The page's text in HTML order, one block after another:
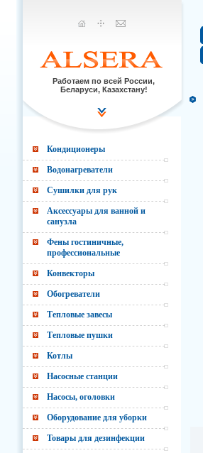
Работаем по всей России,
Беларуси, Казахстану!
Кондиционеры
Водонагреватели
Сушилки для рук
Аксессуары для ванной и
санузла
Фены гостиничные,
профессиональные
Конвекторы
Обогреватели
Тепловые завесы
Тепловые пушки
Котлы
Насосные станции
Насосы, оголовки
Оборудование для уборки
Товары для дезинфекции